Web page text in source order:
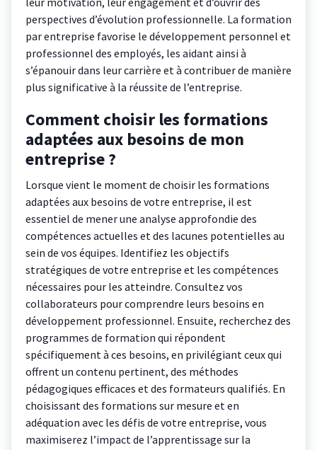
perspectives d’évolution professionnelle. La formation
par entreprise favorise le développement personnel et
professionnel des employés, les aidant ainsi à
s’épanouir dans leur carrière et à contribuer de manière
plus significative à la réussite de l’entreprise.
Comment choisir les formations
adaptées aux besoins de mon
entreprise ?
Lorsque vient le moment de choisir les formations
adaptées aux besoins de votre entreprise, il est
essentiel de mener une analyse approfondie des
compétences actuelles et des lacunes potentielles au
sein de vos équipes. Identifiez les objectifs
stratégiques de votre entreprise et les compétences
nécessaires pour les atteindre. Consultez vos
collaborateurs pour comprendre leurs besoins en
développement professionnel. Ensuite, recherchez des
programmes de formation qui répondent
spécifiquement à ces besoins, en privilégiant ceux qui
offrent un contenu pertinent, des méthodes
pédagogiques efficaces et des formateurs qualifiés. En
choisissant des formations sur mesure et en
adéquation avec les défis de votre entreprise, vous
maximiserez l’impact de l’apprentissage sur la